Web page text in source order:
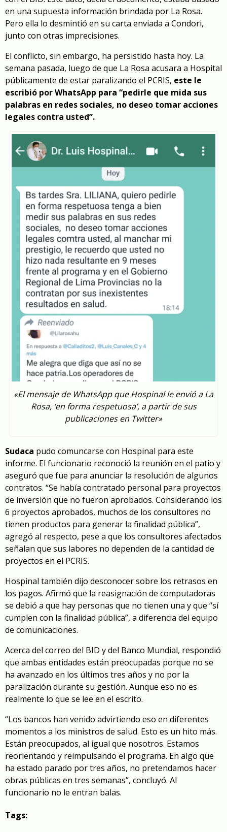
en una supuesta información brindada por La Rosa.
Pero ella lo desmintió en su carta enviada a Condori,
junto con otras imprecisiones.
El conflicto, sin embargo, ha persistido hasta hoy. La
semana pasada, luego de que La Rosa acusara a Hospital
públicamente de estar paralizando el PCRIS, este le
escribió por WhatsApp para “pedirle que mida sus
palabras en redes sociales, no deseo tomar acciones
legales contra usted”.
«El mensaje de WhatsApp que Hospinal le envió a La
Rosa, ‘en forma respetuosa’, a partir de sus
publicaciones en Twitter»
Sudaca pudo comuncarse con Hospinal para este
informe. El funcionario reconoció la reunión en el patio y
aseguró que fue para anunciar la resolución de algunos
contratos. “Se había contratado personal para proyectos
de inversión que no fueron aprobados. Considerando los
6 proyectos aprobados, muchos de los consultores no
tienen productos para generar la finalidad pública”,
agregó al respecto, pese a que los consultores afectados
señalan que sus labores no dependen de la cantidad de
proyectos en el PCRIS.
Hospinal también dijo desconocer sobre los retrasos en
los pagos. Afirmó que la reasignación de computadoras
se debió a que hay personas que no tienen una y que “sí
cumplen con la finalidad pública”, a diferencia del equipo
de comunicaciones.
Acerca del correo del BID y del Banco Mundial, respondió
que ambas entidades están preocupadas porque no se
ha avanzado en los últimos tres años y no por la
paralización durante su gestión. Aunque eso no es
realmente lo que se lee en el escrito.
“Los bancos han venido advirtiendo eso en diferentes
momentos a los ministros de salud. Esto es un hito más.
Están preocupados, al igual que nosotros. Estamos
reorientando y reimpulsando el programa. En algo que
ha estado parado por tres años, no pretendamos hacer
obras públicas en tres semanas”, concluyó. Al
funcionario no le entran balas.
Tags: